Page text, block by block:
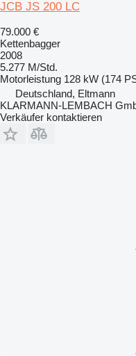
JCB JS 200 LC
79.000 €
Kettenbagger
2008
5.277 M/Std.
Motorleistung 128 kW (174
Deutschland, Eltmann
KLARMANN-LEMBACH
Verkäufer kontaktieren